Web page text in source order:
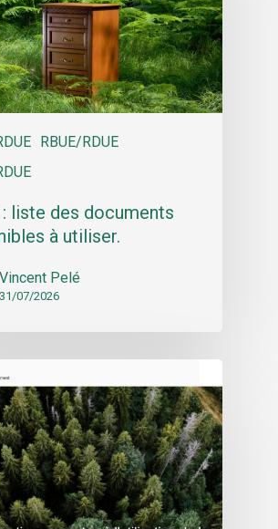
RBUE/RDUE
: liste des documents
à utiliser.
Vincent Pelé
31/07/2026